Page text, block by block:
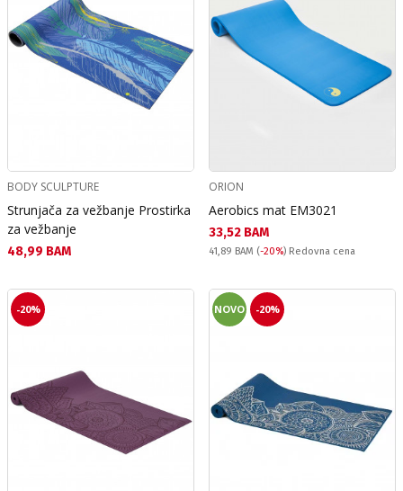
BODY SCULPTURE
Strunjača za vežbanje Prostirka
za vežbanje
Текуща цена:
48,99 BAM
ORION
Aerobics mat EM3021
Текуща цена:
33,52 BAM
Redovna cena:
41,89 BAM (-20%) Redovna cena
-20% NOVO -20%